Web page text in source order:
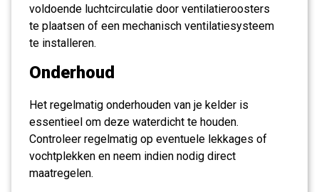
voldoende luchtcirculatie door ventilatieroosters
te plaatsen of een mechanisch ventilatiesysteem
te installeren.
Onderhoud
Het regelmatig onderhouden van je kelder is
essentieel om deze waterdicht te houden.
Controleer regelmatig op eventuele lekkages of
vochtplekken en neem indien nodig direct
maatregelen.